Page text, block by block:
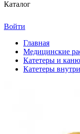
Каталог
Войти
Главная
Медицинские
Катетеры и
Катетеры